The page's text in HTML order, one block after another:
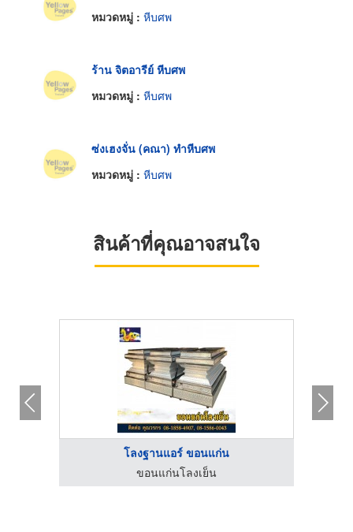
หมวดหมู่ : หีบศพ
ร้าน จิตอารีย์ หีบศพ
หมวดหมู่ : หีบศพ
ซ่งเฮงจั่น (คณา) ทำหีบศพ
หมวดหมู่ : หีบศพ
สินค้าที่คุณอาจสนใจ
โลงฐานแอร์ ขอนแก่น
ขอนแก่นโลงเย็น